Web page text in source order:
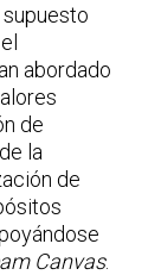
abordado
de
la
de
Canvas.